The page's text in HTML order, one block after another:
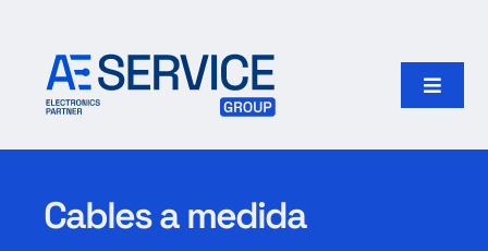
content
Toggle
Inicio
Productos
Cables a medida